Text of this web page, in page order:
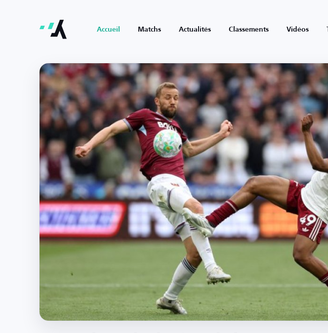
Accueil Matchs Actualités Classements Vidéos